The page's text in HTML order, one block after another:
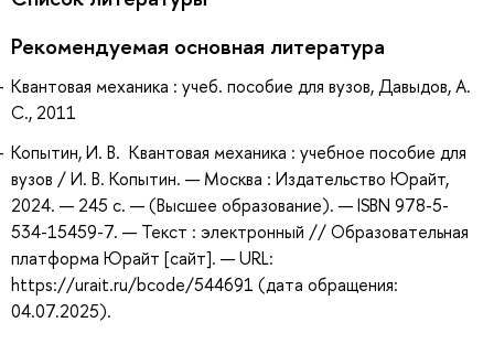
Рекомендуемая основная литература
Квантовая механика : учеб. пособие для вузов, Давыдов, А.
С., 2011
Копытин, И. В. Квантовая механика : учебное пособие для
вузов / И. В. Копытин. — Москва : Издательство Юрайт,
2024. — 245 с. — (Высшее образование). — ISBN 978-5-
534-15459-7. — Текст : электронный // Образовательная
платформа Юрайт [сайт]. — URL:
https://urait.ru/bcode/544691 (дата обращения:
04.07.2025).